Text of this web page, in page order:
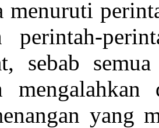
menuruti
perintah-
sebab
yang